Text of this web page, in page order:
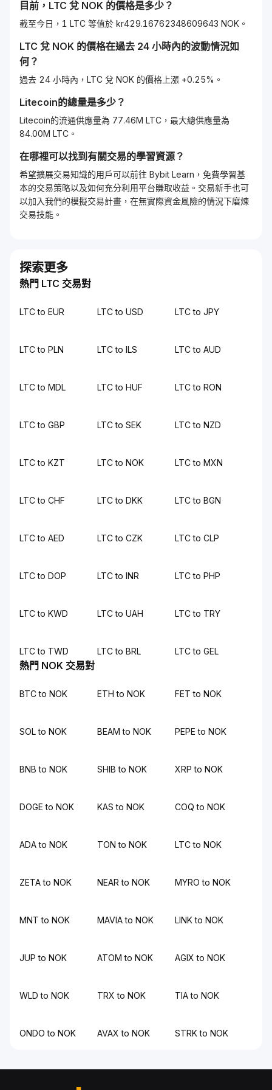
目前， LTC 兌 NOK 的價格是多少？
截至今日，1 LTC 等值於 kr429.16762348609643 NOK。
LTC 兌 NOK 的價格在過去 24 小時內的波動情況如
何？
過去 24 小時內，LTC 兌 NOK 的價格上漲 +0.25%。
Litecoin的總量是多少？
Litecoin的流通供應量為 77.46M LTC，最大總供應量為
84.00M LTC。
在哪裡可以找到有關交易的學習資源？
希望擴展交易知識的用戶可以前往 Bybit Learn，免費學習基
本的交易策略以及如何充分利用平台賺取收益。交易新手也可
以加入我們的模擬交易計畫，在無實際資金風險的情況下磨煉
交易技能。
探索更多
熱門 LTC 交易對
LTC to EUR LTC to USD LTC to JPY
LTC to PLN LTC to ILS LTC to AUD
LTC to MDL LTC to HUF LTC to RON
LTC to GBP LTC to SEK LTC to NZD
LTC to KZT LTC to NOK LTC to MXN
LTC to CHF LTC to DKK LTC to BGN
LTC to AED LTC to CZK LTC to CLP
LTC to DOP LTC to INR LTC to PHP
LTC to KWD LTC to UAH LTC to TRY
LTC to TWD LTC to BRL LTC to GEL
熱門 NOK 交易對
BTC to NOK ETH to NOK FET to NOK
SOL to NOK BEAM to NOK PEPE to NOK
BNB to NOK SHIB to NOK XRP to NOK
DOGE to NOK KAS to NOK COQ to NOK
ADA to NOK TON to NOK LTC to NOK
ZETA to NOK NEAR to NOK MYRO to NOK
MNT to NOK MAVIA to NOK LINK to NOK
JUP to NOK ATOM to NOK AGIX to NOK
WLD to NOK TRX to NOK TIA to NOK
ONDO to NOK AVAX to NOK STRK to NOK